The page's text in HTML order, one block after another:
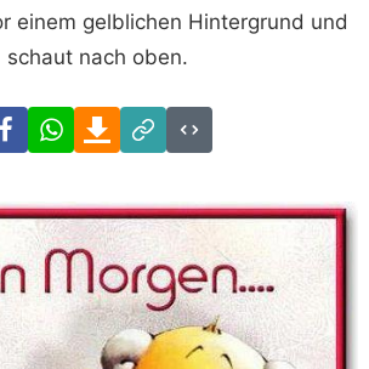
einem gelblichen Hintergrund und
schaut nach oben.
FacebookWhatsAppDownload
Link
Code